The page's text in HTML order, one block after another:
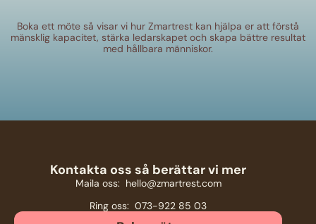
Boka ett möte så visar vi hur Zmartrest kan hjälpa er att förstå
mänsklig kapacitet, stärka ledarskapet och skapa bättre resultat
med hållbara människor.
Kontakta oss så berättar vi mer
Maila oss: hello@zmartrest.com
Ring oss: 073-922 85 03